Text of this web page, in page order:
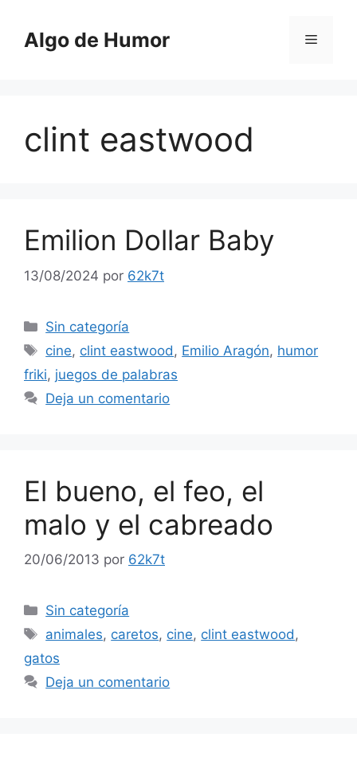
contenido
Algo de Humor Menú
clint eastwood
Emilion Dollar Baby
13/08/2024 por 62k7t
Categorías
Sin categoría
Etiquetas
cine, clint eastwood , Emilio Aragón, humor
friki, juegos de palabras
Deja un comentario
El bueno, el feo, el
malo y el cabreado
20/06/2013 por 62k7t
Categorías
Sin categoría
Etiquetas
animales, caretos, cine, clint eastwood,
gatos
Deja un comentario